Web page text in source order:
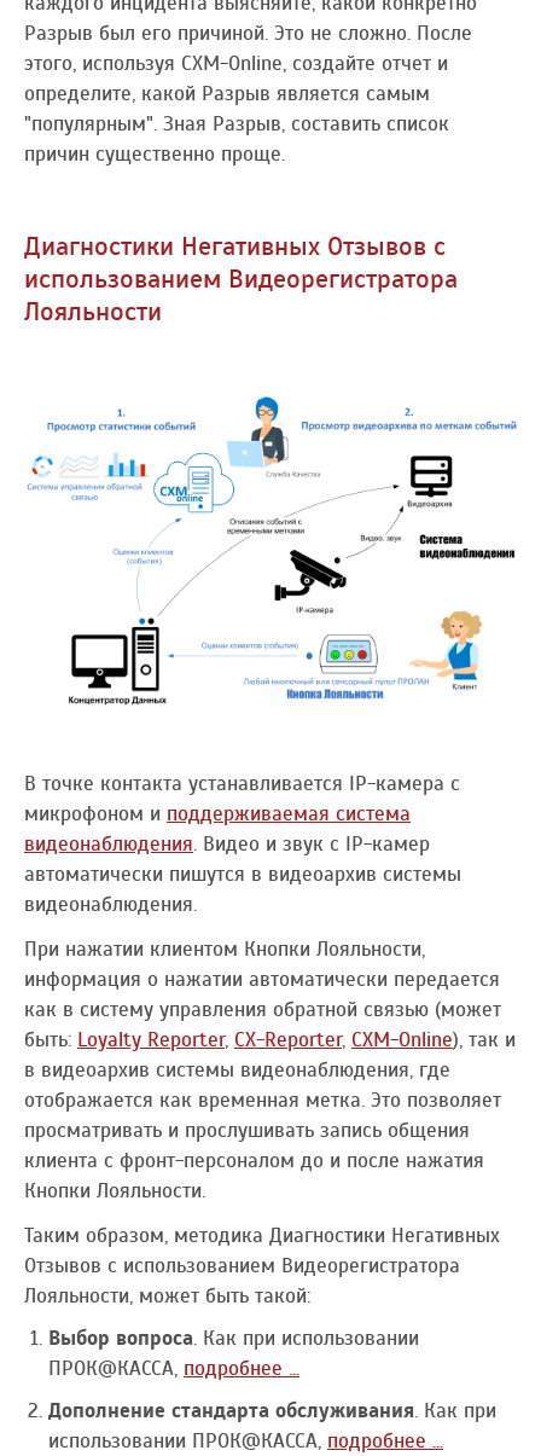
Разрыв был его причиной. Это не сложно. После
этого, используя CXM-Online, создайте отчет и
определите, какой Разрыв является самым
"популярным". Зная Разрыв, составить список
причин существенно проще.
Диагностики Негативных Отзывов с
использованием Видеорегистратора
Лояльности
В точке контакта устанавливается IP-камера с
микрофоном и поддерживаемая система
видеонаблюдения. Видео и звук с IP-камер
автоматически пишутся в видеоархив системы
видеонаблюдения.
При нажатии клиентом Кнопки Лояльности,
информация о нажатии автоматически передается
как в систему управления обратной связью (может
быть: Loyalty Reporter, CX-Reporter, CXM-Online), так и
в видеоархив системы видеонаблюдения, где
отображается как временная метка. Это позволяет
просматривать и прослушивать запись общения
клиента с фронт-персоналом до и после нажатия
Кнопки Лояльности.
Таким образом, методика Диагностики Негативных
Отзывов с использованием Видеорегистратора
Лояльности, может быть такой:
Выбор вопроса. Как при использовании
ПРОК@КАССА, подробнее ...
Дополнение стандарта обслуживания. Как при
использовании ПРОК@КАССА, подробнее ...